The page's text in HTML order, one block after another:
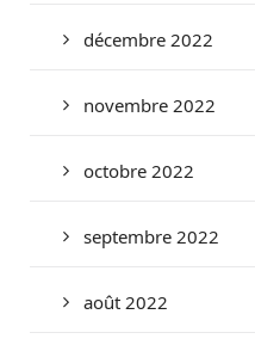
décembre 2022
novembre 2022
octobre 2022
septembre 2022
août 2022